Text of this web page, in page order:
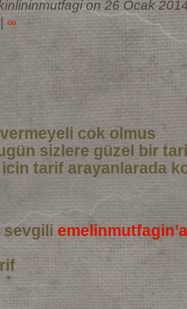
on 26 Ocak
∞
cok olmus
sizlere güzel bir
tarif arayanlarada
sevgiliemelinmutfagin’a